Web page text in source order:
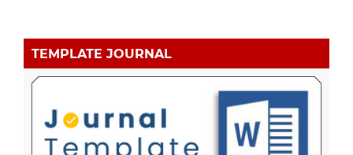
TEMPLATE JOURNAL